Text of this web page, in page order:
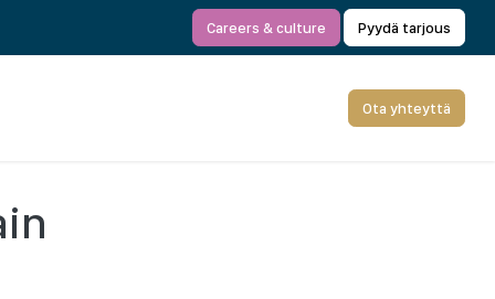
Careers & culture Pyydä tarjous
Ota yhteyttä